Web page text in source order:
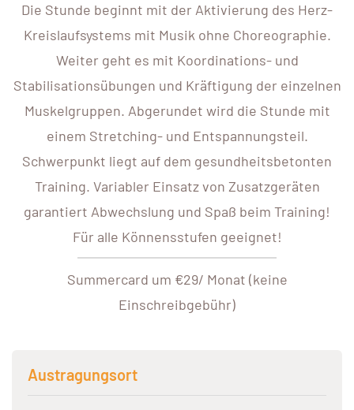
Die Stunde beginnt mit der Aktivierung des Herz-
Kreislaufsystems mit Musik ohne Choreographie.
Weiter geht es mit Koordinations- und
Stabilisationsübungen und Kräftigung der einzelnen
Muskelgruppen. Abgerundet wird die Stunde mit
einem Stretching- und Entspannungsteil.
Schwerpunkt liegt auf dem gesundheitsbetonten
Training. Variabler Einsatz von Zusatzgeräten
garantiert Abwechslung und Spaß beim Training!
Für alle Könnensstufen geeignet!
Summercard um €29/ Monat (keine
Einschreibgebühr)
Austragungsort